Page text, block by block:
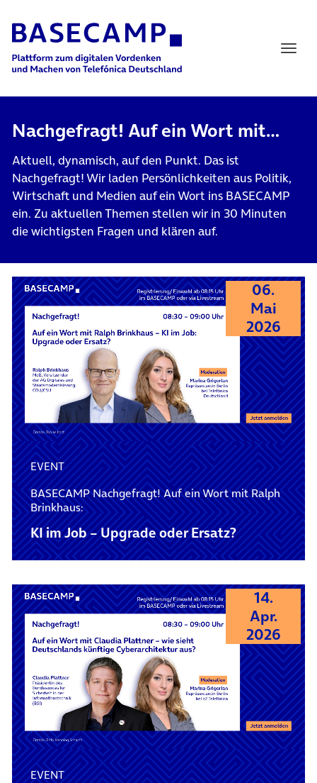
Main Navigation
Nachgefragt! Auf ein Wort mit…
Aktuell, dynamisch, auf den Punkt. Das ist
Nachgefragt! Wir laden Persönlichkeiten aus Politik,
Wirtschaft und Medien auf ein Wort ins BASECAMP
ein. Zu aktuellen Themen stellen wir in 30 Minuten
die wichtigsten Fragen und klären auf.
06.
Mai
2026
EVENT
BASECAMP Nachgefragt! Auf ein Wort mit Ralph
Brinkhaus:
KI im Job – Upgrade oder Ersatz?
14.
Apr.
2026
EVENT